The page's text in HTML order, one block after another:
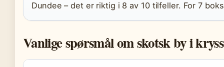
Dundee – det er riktig i 8 av 10 tilfeller. For 7
Vanlige spørsmål om skotsk by i